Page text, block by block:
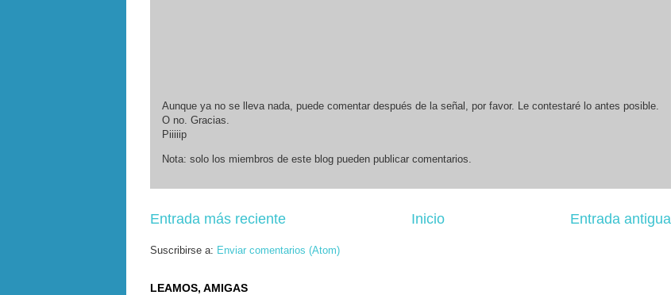
Aunque ya no se lleva nada, puede comentar después de la señal, por favor. Le contestaré lo antes posible.
O no. Gracias.
Piiiiip
Nota: solo los miembros de este blog pueden publicar comentarios.
Entrada más reciente Entrada antigua
Inicio
Suscribirse a: Enviar comentarios (Atom)
LEAMOS, AMIGAS